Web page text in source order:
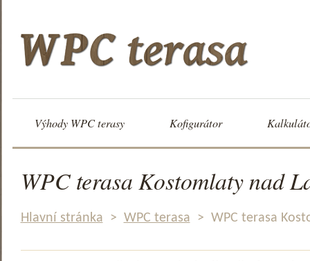
Výhody WPC terasy Kofigurátor
WPC terasa Kostomlaty nad
Hlavní stránka > WPC terasa > WPC terasa